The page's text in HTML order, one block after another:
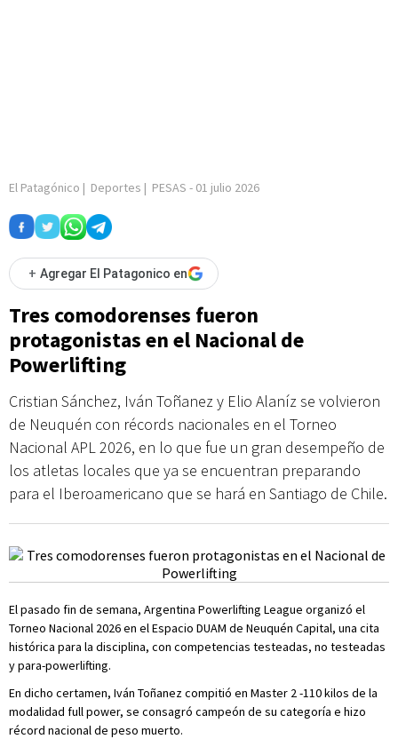
El Patagónico | Deportes | PESAS - 01 julio 2026
+ Agregar El Patagonico en
Tres comodorenses fueron
protagonistas en el Nacional de
Powerlifting
Cristian Sánchez, Iván Toñanez y Elio Alaníz se volvieron
de Neuquén con récords nacionales en el Torneo
Nacional APL 2026, en lo que fue un gran desempeño de
los atletas locales que ya se encuentran preparando
para el Iberoamericano que se hará en Santiago de Chile.
El pasado fin de semana, Argentina Powerlifting League organizó el
Torneo Nacional 2026 en el Espacio DUAM de Neuquén Capital, una cita
histórica para la disciplina, con competencias testeadas, no testeadas
y para-powerlifting.
En dicho certamen, Iván Toñanez compitió en Master 2 -110 kilos de la
modalidad full power, se consagró campeón de su categoría e hizo
récord nacional de peso muerto.